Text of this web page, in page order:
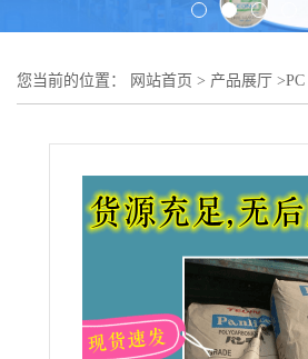
您当前的位置： 网站首页 > 产品展厅 >PC